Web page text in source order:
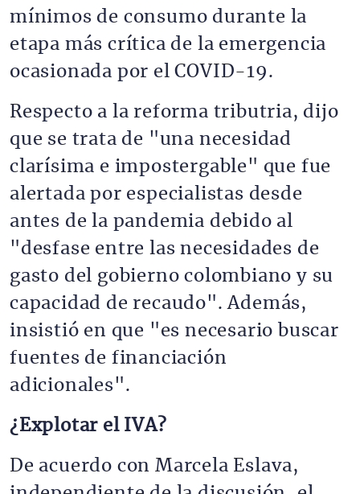
mínimos de consumo durante la
etapa más crítica de la emergencia
ocasionada por el COVID-19.
Respecto a la reforma tributria, dijo
que se trata de "una necesidad
clarísima e impostergable" que fue
alertada por especialistas desde
antes de la pandemia debido al
"desfase entre las necesidades de
gasto del gobierno colombiano y su
capacidad de recaudo". Además,
insistió en que "es necesario buscar
fuentes de financiación
adicionales".
¿Explotar el IVA?
De acuerdo con Marcela Eslava,